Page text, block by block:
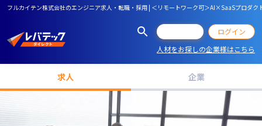
フルカイテン株式会社のエンジニア求人・転職・採用 | ＜リモートワーク可＞AI×SaaSプロダ
ログイン
人材をお探しの企業様はこちら
求人 企業